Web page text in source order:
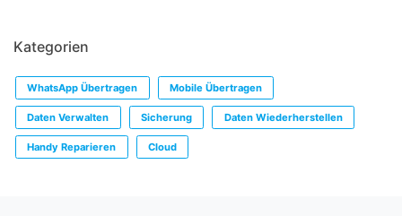
Kategorien
WhatsApp Übertragen Mobile Übertragen
Daten Verwalten Sicherung Daten Wiederherstellen
Handy Reparieren Cloud